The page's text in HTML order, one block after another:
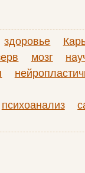
здоровье
мозг
психоанализ